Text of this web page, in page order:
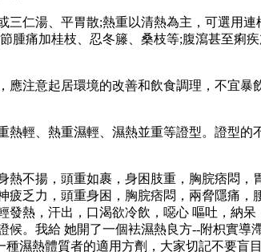
湯、平胃散;熱重以清熱為主，可選用連
腫痛加桂枝、忍冬籐、桑枝等;腹瀉甚至痢
意起居環境的改善和飲食調理，不宜暴
、熱重濕輕、濕熱並重等證型。證型的
揚，頭重如裹，身困肢重，胸脘痞悶，
疲乏力，頭重身困，胸脘痞悶，兩脅隱痛
發熱，汗出，口渴欲冷飲，噁心 嘔吐，納
候。我給 她開了一個袪濕熱良方--附枳實
濕熱體質者的適用方劑，大家切記不要盲